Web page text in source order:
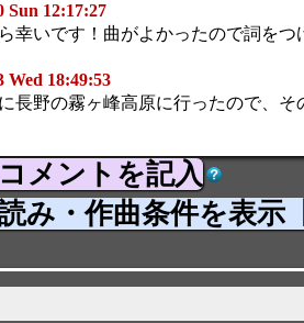
Sun 12:17:27
幸いです！曲がよかったので詞をつ
Wed 18:49:53
長野の霧ヶ峰高原に行ったので、そ
メントを記入
み・作曲条件を表示